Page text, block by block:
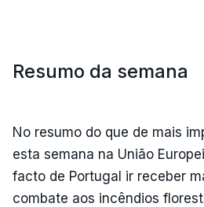
Resumo da semana
No resumo do que de mais
esta semana na União
facto de Portugal ir receber
combate aos incêndios